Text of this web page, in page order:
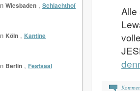
Alle
Wiesbaden , Schlachthof
Köln , Kantine
Berlin , Festsaal